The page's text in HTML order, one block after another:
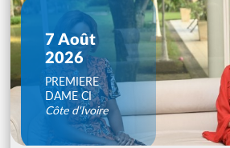
7 Août
2026
PREMIERE
DAME CI
Côte d'Ivoire